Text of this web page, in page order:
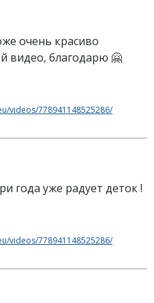
очень красиво
видео, благодарю 🤗
videos/778941148525286/
года уже радует деток !
videos/778941148525286/